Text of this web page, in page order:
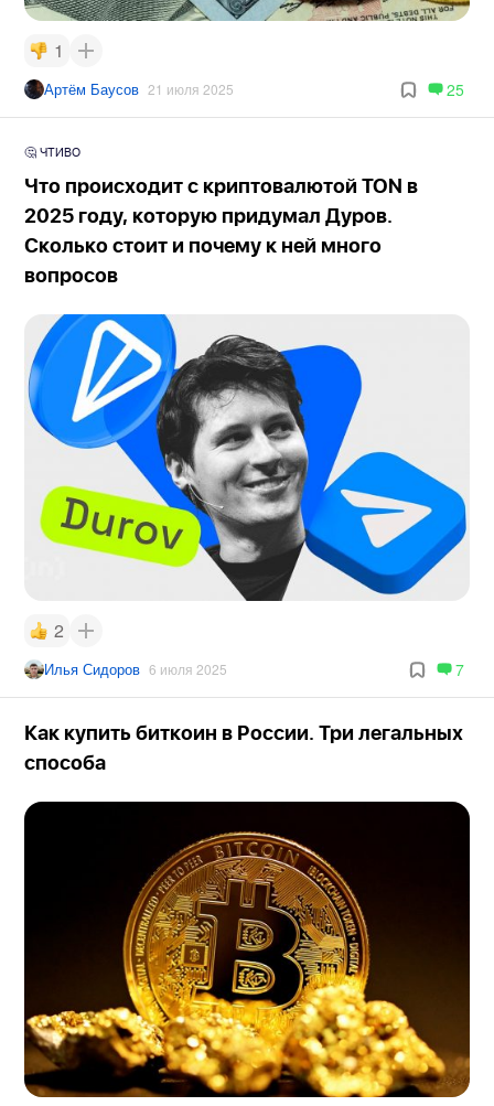
1
Артём Баусов 21 июля 2025 25
🤔 ЧТИВО
Что происходит с криптовалютой TON в
2025 году, которую придумал Дуров.
Сколько стоит и почему к ней много
вопросов
2
Илья Сидоров 6 июля 2025 7
Как купить биткоин в России. Три легальных
способа